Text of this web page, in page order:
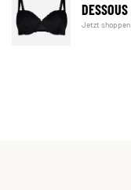
DESSOUS
Jetzt shoppen